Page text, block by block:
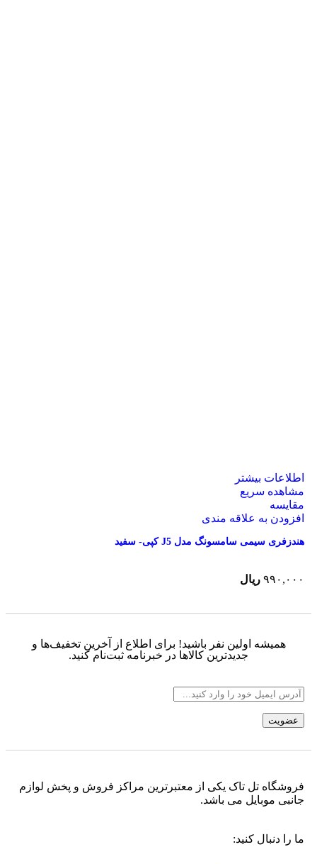
اطلاعات بیشتر
مشاهده سریع
مقایسه
افزودن به علاقه مندی
هندزفری سیمی سامسونگ مدل J5 کپی- سفید
۹۹۰,۰۰۰ ریال
همیشه اولین نفر باشید! برای اطلاع از آخرین تخفیف‌ها و
جدیدترین کالاها در خبرنامه ثبت‌نام کنید.
فروشگاه تل تاک یکی از معتبرترین مراکز فروش و پخش لوازم
جانبی موبایل می باشد.
ما را دنبال کنید: